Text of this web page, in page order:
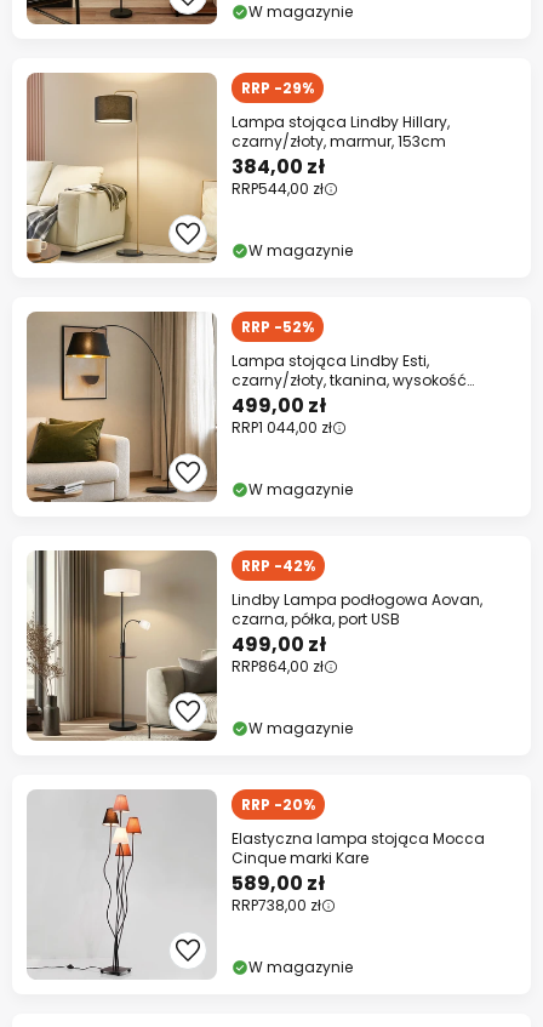
W magazynie
RRP -29%
Lampa stojąca Lindby Hillary,
czarny/złoty, marmur, 153cm
384,00 zł
RRP544,00 zł
W magazynie
RRP -52%
Lampa stojąca Lindby Esti,
czarny/złoty, tkanina, wysokość
192cm
499,00 zł
RRP1 044,00 zł
W magazynie
RRP -42%
Lindby Lampa podłogowa Aovan,
czarna, półka, port USB
499,00 zł
RRP864,00 zł
W magazynie
RRP -20%
Elastyczna lampa stojąca Mocca
Cinque marki Kare
589,00 zł
RRP738,00 zł
W magazynie